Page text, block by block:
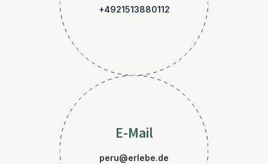
+4921513880112
E-Mail
peru@erlebe.de